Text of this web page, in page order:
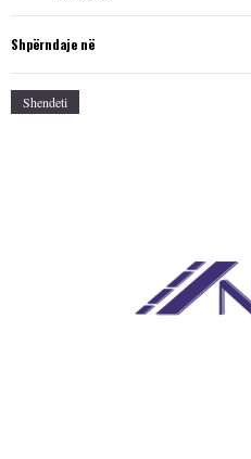
Shpërndaje në
Shendeti